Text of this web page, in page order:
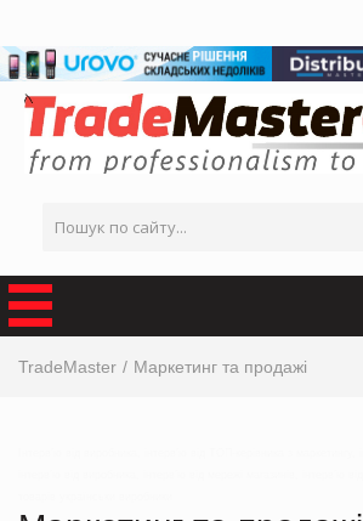
TradeMaster Маркетинг та продажі